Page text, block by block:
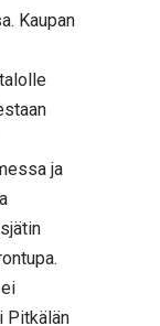
Kaupan
ja
Pitkälän